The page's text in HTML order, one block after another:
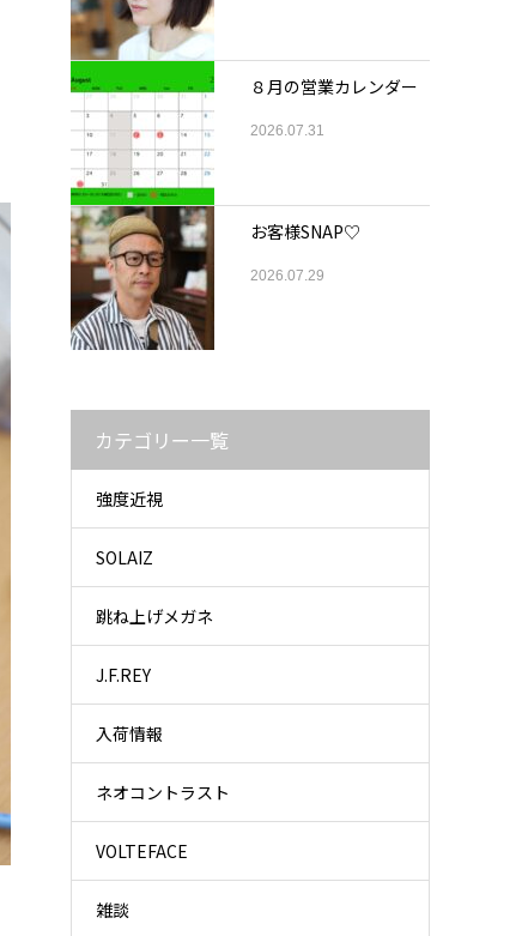
８月の営業カレンダー
2026.07.31
お客様SNAP♡
2026.07.29
カテゴリー一覧
強度近視
SOLAIZ
跳ね上げメガネ
J.F.REY
入荷情報
ネオコントラスト
VOLTEFACE
雑談